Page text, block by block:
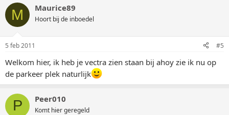
M Maurice89
Hoort bij de inboedel
5 feb 2011 #5
Welkom hier, ik heb je vectra zien staan bij ahoy zie ik nu op
de parkeer plek naturlijk
P Peer010
Komt hier geregeld